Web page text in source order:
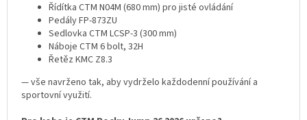
Řídítka CTM N04M (680 mm) pro jisté ovládání
Pedály FP-873ZU
Sedlovka CTM LCSP-3 (300 mm)
Náboje CTM 6 bolt, 32H
Řetěz KMC Z8.3
— vše navrženo tak, aby vydrželo každodenní používání a
sportovní využití.